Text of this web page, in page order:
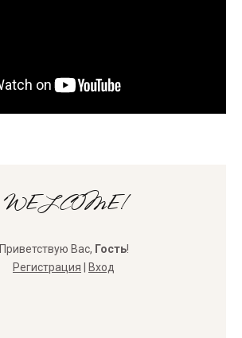
WELCOME!
Приветствую Вас, Гость!
Регистрация
Вход